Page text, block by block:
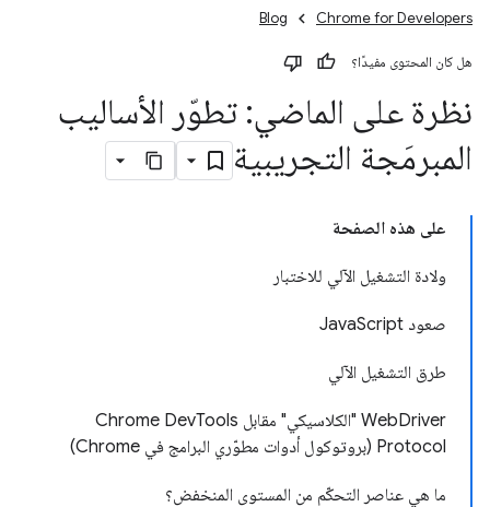
Chrome for Developers
Blog
هل كان المحتوى مفيدًا؟
نظرة على الماضي: تطوّر الأساليب
المبرمَجة التجريبية
على هذه الصفحة
ولادة التشغيل الآلي للاختبار
صعود JavaScript
طرق التشغيل الآلي
WebDriver "الكلاسيكي" مقابل Chrome DevTools
Protocol (بروتوكول أدوات مطوّري البرامج في Chrome)
ما هي عناصر التحكّم من المستوى المنخفض؟